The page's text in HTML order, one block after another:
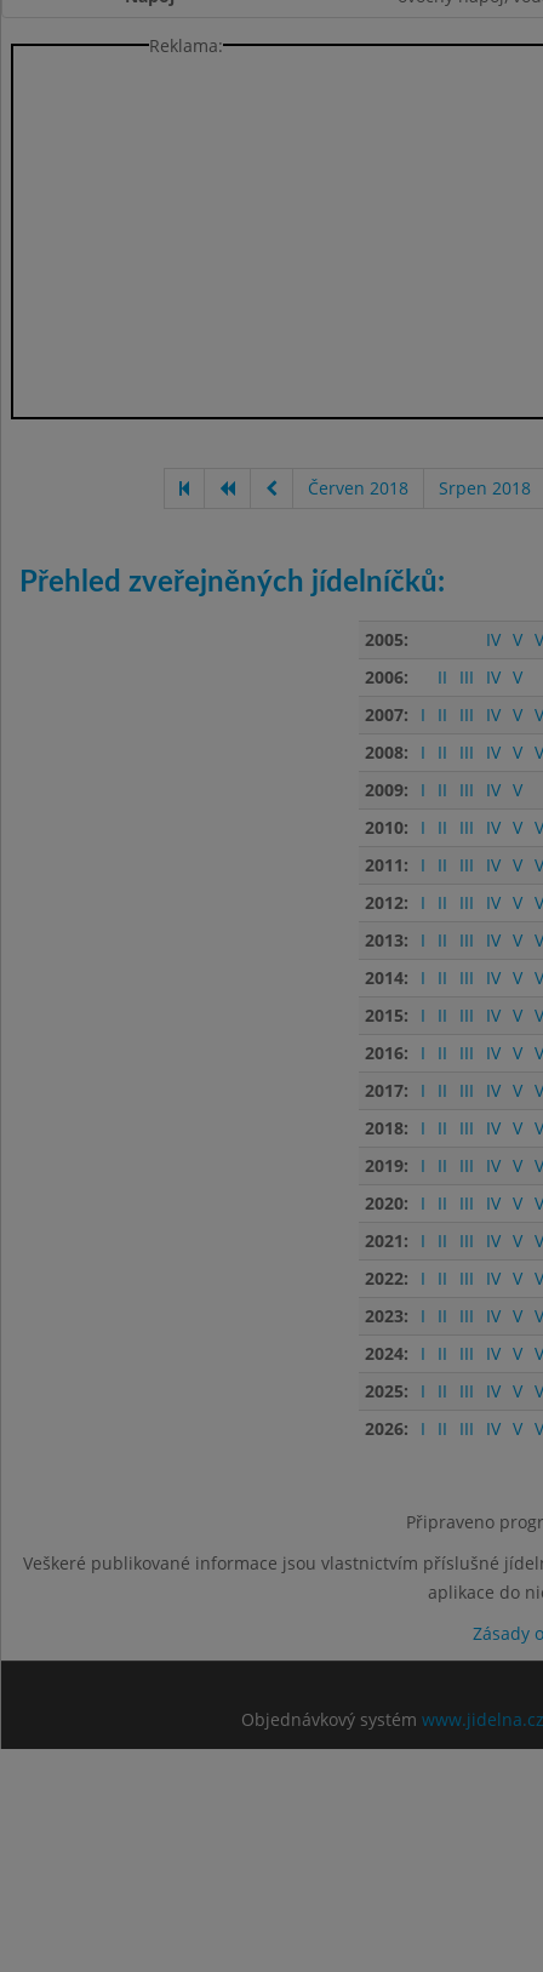
Reklama:
Červen 2018 Srpen 2018
Přehled zveřejněných jídelníčků:
2005: IV V
2006:
II III IV V
2007:
I II III IV V
2008:
I II III IV V
2009:
I II III IV V
2010:
I II III IV V
2011:
I II III IV V
2012:
I II III IV V
2013:
I II III IV V
2014:
I II III IV V
2015:
I II III IV V
2016:
I II III IV V
2017:
I II III IV V
2018:
I II III IV V
2019:
I II III IV V
2020:
I II III IV V
2021:
I II III IV V
2022:
I II III IV V
2023:
I II III IV V
2024:
I II III IV V
2025:
I II III IV V
2026:
I II III IV V
Připraveno
Veškeré publikované informace jsou vlastnictvím příslušné
aplikace do
Zásady
Objednávkový systém www.jidelna.cz